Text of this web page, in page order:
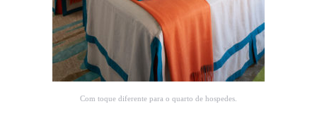
Com toque diferente para o quarto de hospedes.